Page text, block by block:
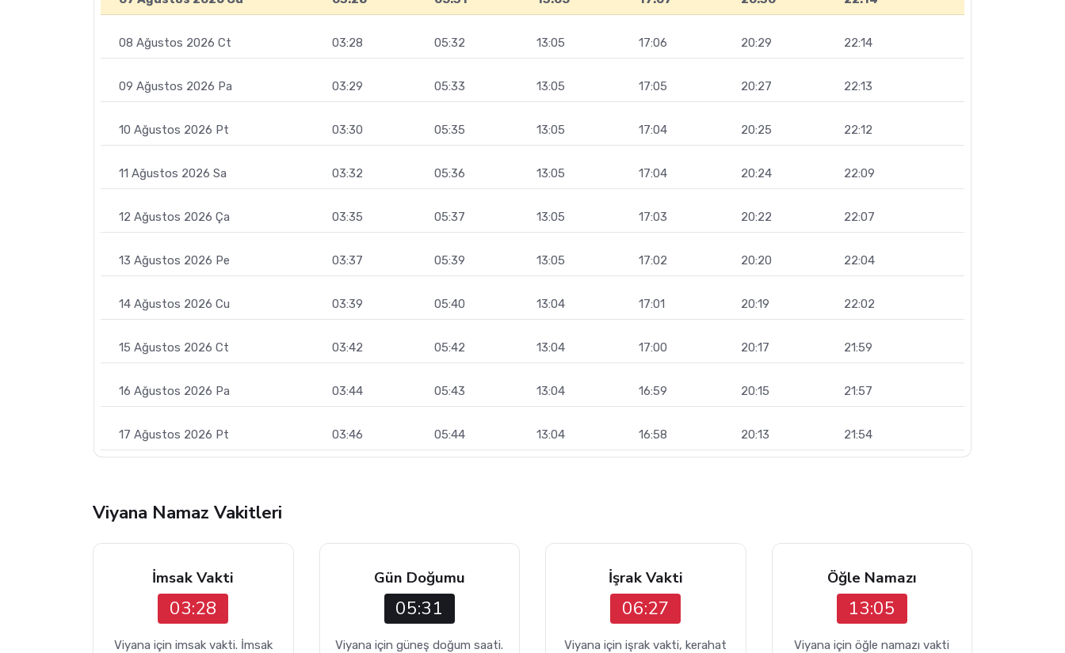
08 Ağustos 2026 Ct 03:28 05:32 13:05 17:06 20:29 22:14
09 Ağustos 2026 Pa 03:29 05:33 13:05 17:05 20:27 22:13
10 Ağustos 2026 Pt 03:30 05:35 13:05 17:04 20:25 22:12
11 Ağustos 2026 Sa 03:32 05:36 13:05 17:04 20:24 22:09
12 Ağustos 2026 Ça 03:35 05:37 13:05 17:03 20:22 22:07
13 Ağustos 2026 Pe 03:37 05:39 13:05 17:02 20:20 22:04
14 Ağustos 2026 Cu 03:39 05:40 13:04 17:01 20:19 22:02
15 Ağustos 2026 Ct 03:42 05:42 13:04 17:00 20:17 21:59
16 Ağustos 2026 Pa 03:44 05:43 13:04 16:59 20:15 21:57
17 Ağustos 2026 Pt 03:46 05:44 13:04 16:58 20:13 21:54
Viyana Namaz Vakitleri
İmsak Vakti
03:28
Viyana için imsak vakti. İmsak
Gün Doğumu
05:31
Viyana için güneş doğum saati.
İşrak Vakti
06:27
Viyana için işrak vakti, kerahat
Öğle Namazı
13:05
Viyana için öğle namazı vakti